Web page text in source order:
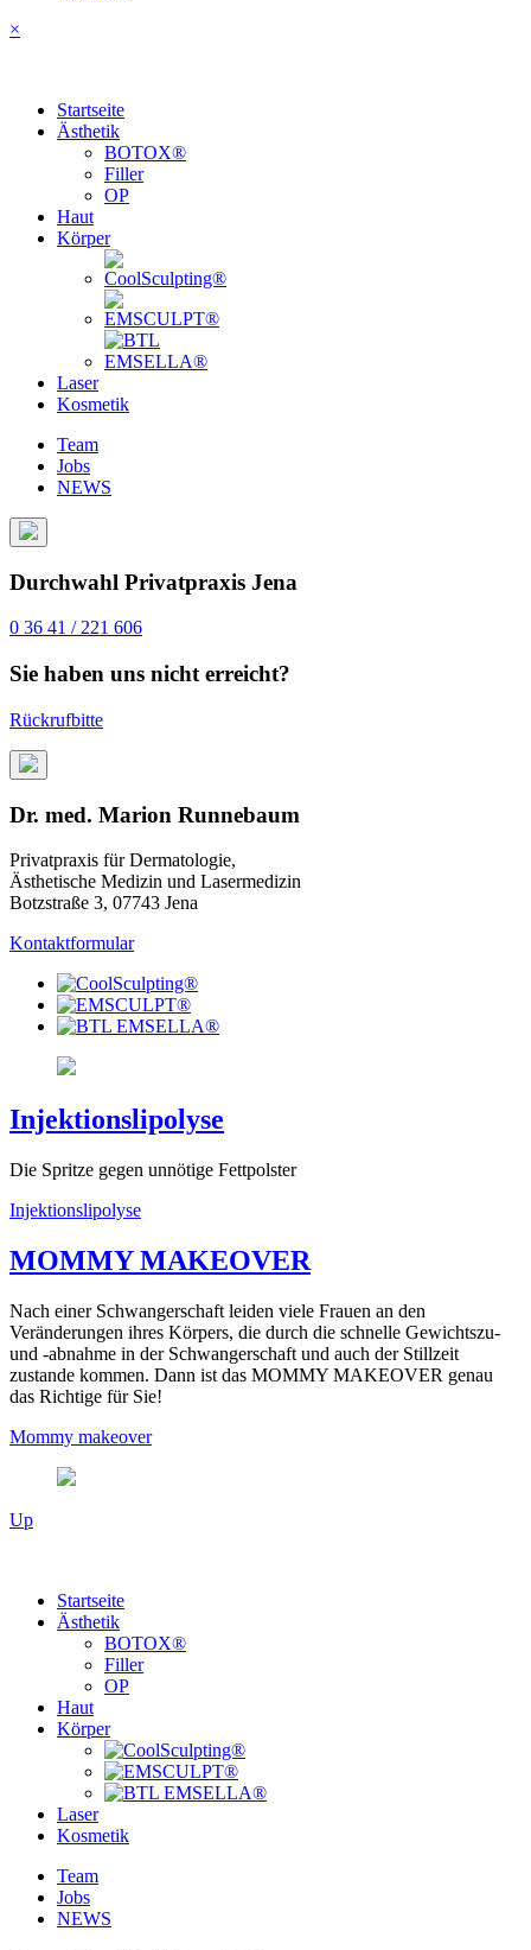
×
Startseite
Ästhetik
BOTOX®
Filler
OP
Haut
Körper
Laser
Kosmetik
Team
Jobs
NEWS
Durchwahl Privatpraxis Jena
0 36 41 / 221 606
Sie haben uns nicht erreicht?
Rückrufbitte
Dr. med. Marion Runnebaum
Privatpraxis für Dermatologie,
Ästhetische Medizin und Lasermedizin
Botzstraße 3, 07743 Jena
Kontaktformular
Injektionslipolyse
Die Spritze gegen unnötige Fettpolster
Injektionslipolyse
MOMMY MAKEOVER
Nach einer Schwangerschaft leiden viele Frauen an den
Veränderungen ihres Körpers, die durch die schnelle Gewichtszu-
und -abnahme in der Schwangerschaft und auch der Stillzeit
zustande kommen. Dann ist das MOMMY MAKEOVER genau
das Richtige für Sie!
Mommy makeover
Up
Startseite
Ästhetik
BOTOX®
Filler
OP
Haut
Körper
Laser
Kosmetik
Team
Jobs
NEWS